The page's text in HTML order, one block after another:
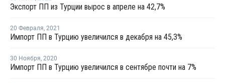
Экспорт ПП из Турции вырос в апреле на 42,7%
20 Февраля, 2021
Импорт ПП в Турцию увеличился в декабря на 45,3%
30 Ноября, 2020
Импорт ПП в Турцию увеличился в сентябре почти на 7%